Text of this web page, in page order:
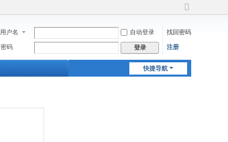
切
到
用户名 自动登录 找回密码
密码 登录 注册
快捷导航